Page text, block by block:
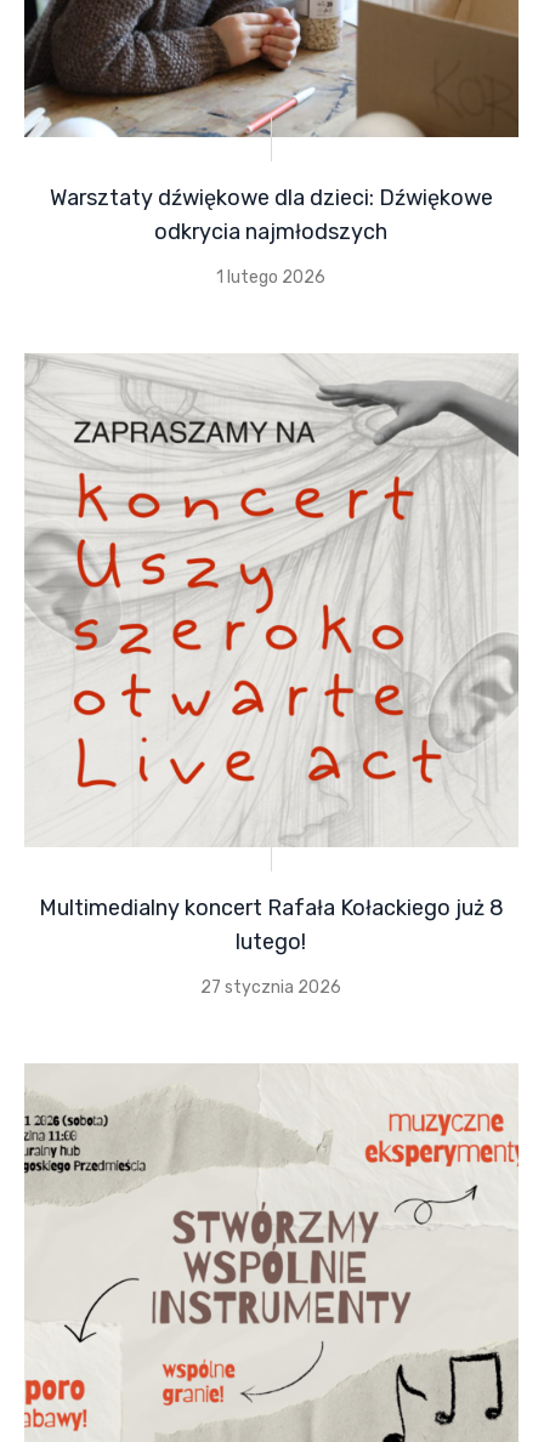
Warsztaty dźwiękowe dla dzieci: Dźwiękowe
odkrycia najmłodszych
1 lutego 2026
Multimedialny koncert Rafała Kołackiego już 8
lutego!
27 stycznia 2026